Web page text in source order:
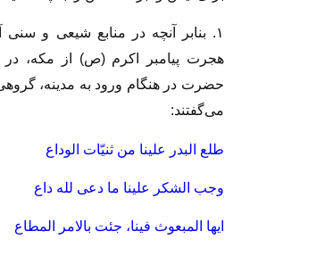
۱. بنابر آنچه در منابع شیعی و
هجرت پیامبر اکرم (ص) از مکه، در
حضرت در هنگام ورود به مدینه،
می‌گفتند:
طلع البدر علینا من ثنیّات الوداع
وجب الشکر علینا ما دعی لله داع
ایها المبعوث فینا، جئت بالامر المطاع